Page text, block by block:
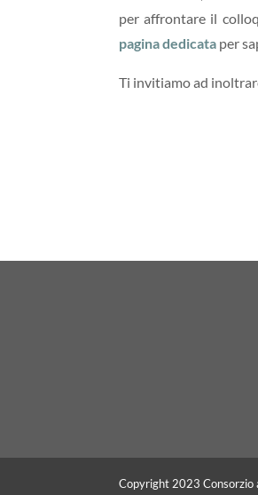
per affrontare il
pagina dedicata per
Ti invitiamo ad
Copyright 2023 Consorzio